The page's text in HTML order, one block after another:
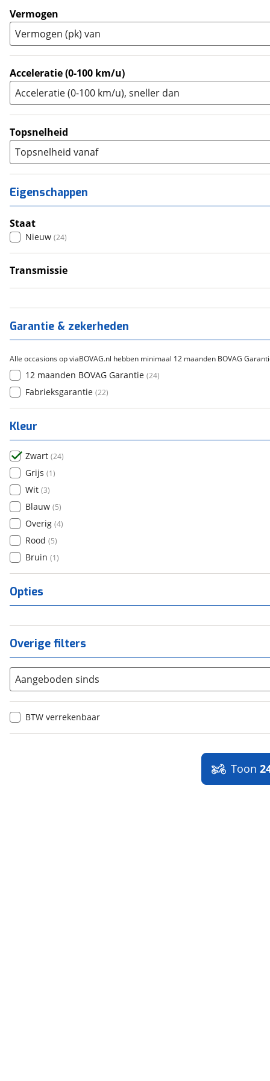
Trike (0)
Zijspan 0)
Vermogen
Vermogen (pk) van
Acceleratie (0-100 km/u)
Acceleratie (0-100 km/u), sneller dan
Topsnelheid
Topsnelheid vanaf
Eigenschappen
Staat
Nieuw (24)
Transmissie
Garantie & zekerheden
Alle occasions op viaBOVAG.nl hebben minimaal 12 maanden BOVAG
12 maanden BOVAG Garantie (24)
Fabrieksgarantie (22)
Kleur
Zwart (24)
Grijs (1)
Wit (3)
Blauw (5)
Overig (4)
Rood (5)
Bruin (1)
Opties
Overige filters
Aangeboden sinds
BTW verrekenbaar
Toon